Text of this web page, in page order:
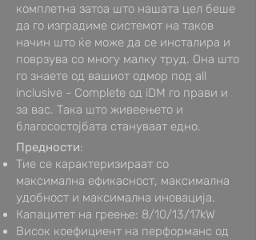
комплетна затоа што нашата цел беше
да го изградиме системот на таков
начин што ќе може да се инсталира и
поврзува со многу малку труд. Она што
го знаете од вашиот одмор под all
inclusive - Complete од iDM го прави и
за вас. Така што живеењето и
благосостојбата стануваат едно.
Предности:
Тие се карактеризираат со
максимална ефикасност, максимална
удобност и максимална иновација.
Капацитет на греење: 8/10/13/17kW
Висок коефициент на перформанс од